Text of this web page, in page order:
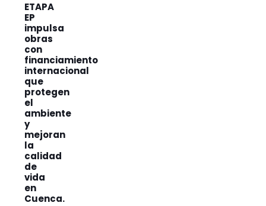
ETAPA
EP
impulsa
obras
con
financiamiento
internacional
que
protegen
el
ambiente
y
mejoran
la
calidad
de
vida
en
Cuenca.